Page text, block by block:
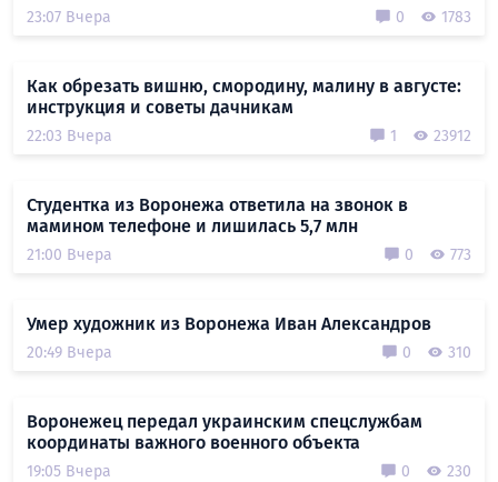
23:07 Вчера 0 1783
Как обрезать вишню, смородину, малину в августе:
инструкция и советы дачникам
22:03 Вчера 1 23912
Студентка из Воронежа ответила на звонок в
мамином телефоне и лишилась 5,7 млн
21:00 Вчера 0 773
Умер художник из Воронежа Иван Александров
20:49 Вчера 0 310
Воронежец передал украинским спецслужбам
координаты важного военного объекта
19:05 Вчера 0 230